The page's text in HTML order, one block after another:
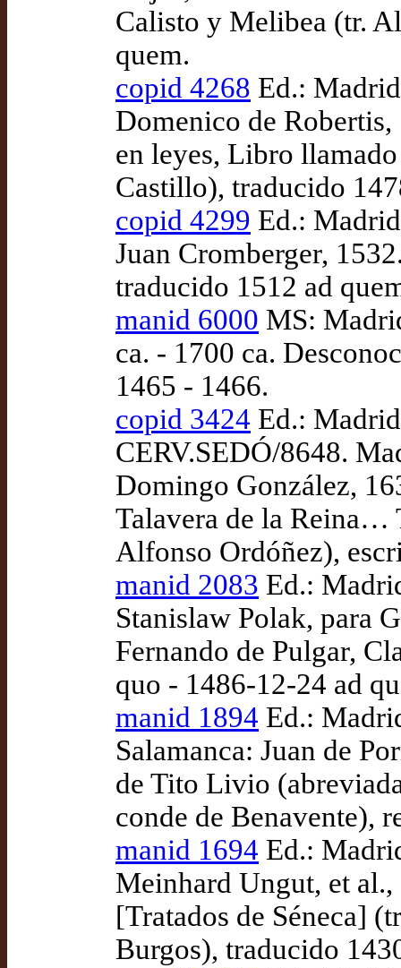
Calisto y Melibea (tr.
quem.
copid 4268 Ed.:
Domenico de
en leyes, Libro
Castillo), traducido
copid 4299 Ed.:
Juan Cromberger,
traducido 1512 ad
manid 6000 MS:
ca. - 1700 ca.
1465 - 1466.
copid 3424 Ed.:
CERV.SEDÓ/8648.
Domingo González,
Talavera de la Reina…
Alfonso Ordóñez),
manid 2083 Ed.:
Stanislaw Polak, para
Fernando de Pulgar,
quo - 1486-12-24 ad
manid 1894 Ed.:
Salamanca: Juan de
de Tito Livio
conde de Benavente),
manid 1694 Ed.:
Meinhard Ungut, et
[Tratados de Séneca]
Burgos), traducido